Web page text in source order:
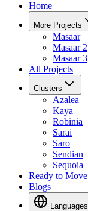
Home
More Projects
Masaar
Masaar 2
Masaar 3
All Projects
Clusters
Azalea
Kaya
Robinia
Sarai
Saro
Sendian
Sequoia
Ready to Move
Blogs
Languages